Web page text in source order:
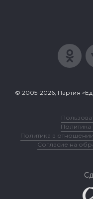
© 2005-2026, Партия
Политика в
Согласие на